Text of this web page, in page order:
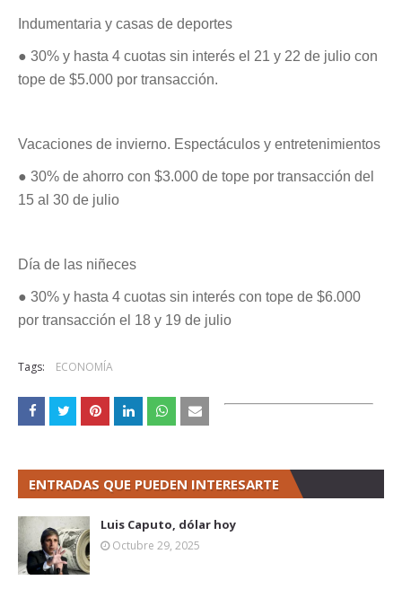
Indumentaria y casas de deportes
● 30% y hasta 4 cuotas sin interés el 21 y 22 de julio con
tope de $5.000 por transacción.
Vacaciones de invierno. Espectáculos y entretenimientos
● 30% de ahorro con $3.000 de tope por transacción del
15 al 30 de julio
Día de las niñeces
● 30% y hasta 4 cuotas sin interés con tope de $6.000
por transacción el 18 y 19 de julio
Tags: ECONOMÍA
ENTRADAS QUE PUEDEN INTERESARTE
Luis Caputo, dólar hoy
Octubre 29, 2025